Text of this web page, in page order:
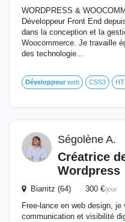
WORDPRESS &
Développeur Front End
dans la conception et la
Woocommerce. Je travaille
des technologie...
Développeur web CSS3
Ségolène A.
Créatrice
Wordpress
Biarritz (64) 300 €/jour
Free-lance en web design,
communication et visibilité